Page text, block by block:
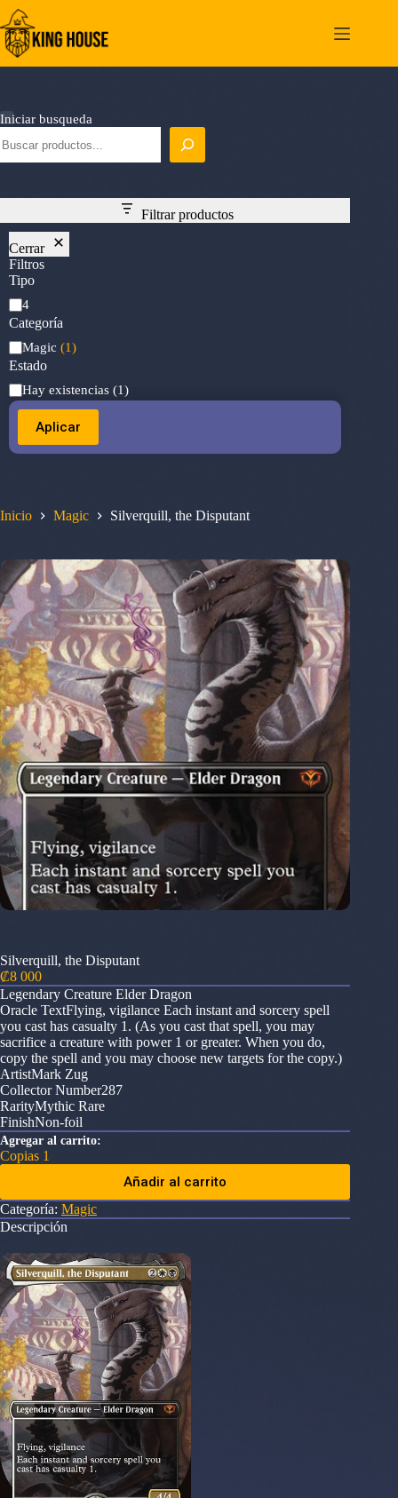
Saltar
al
contenido
Inicio Magic Silverquill, the Disputant
Silverquill, the Disputant
₡8 000
Legendary Creature Elder Dragon
Oracle TextFlying, vigilance Each instant and sorcery spell
you cast has casualty 1. (As you cast that spell, you may
sacrifice a creature with power 1 or greater. When you do,
copy the spell and you may choose new targets for the copy.)
ArtistMark Zug
Collector Number287
RarityMythic Rare
FinishNon-foil
Agregar al carrito:
Copias 1
Añadir al carrito
Categoría: Magic
Descripción
Iniciar busqueda
Filtrar productos
Cerrar
Filtros
Tipo
Mana
Cost
4
Categoría
Categoría
Magic (1)
Estado
Estado
Hay existencias (1)
Aplicar